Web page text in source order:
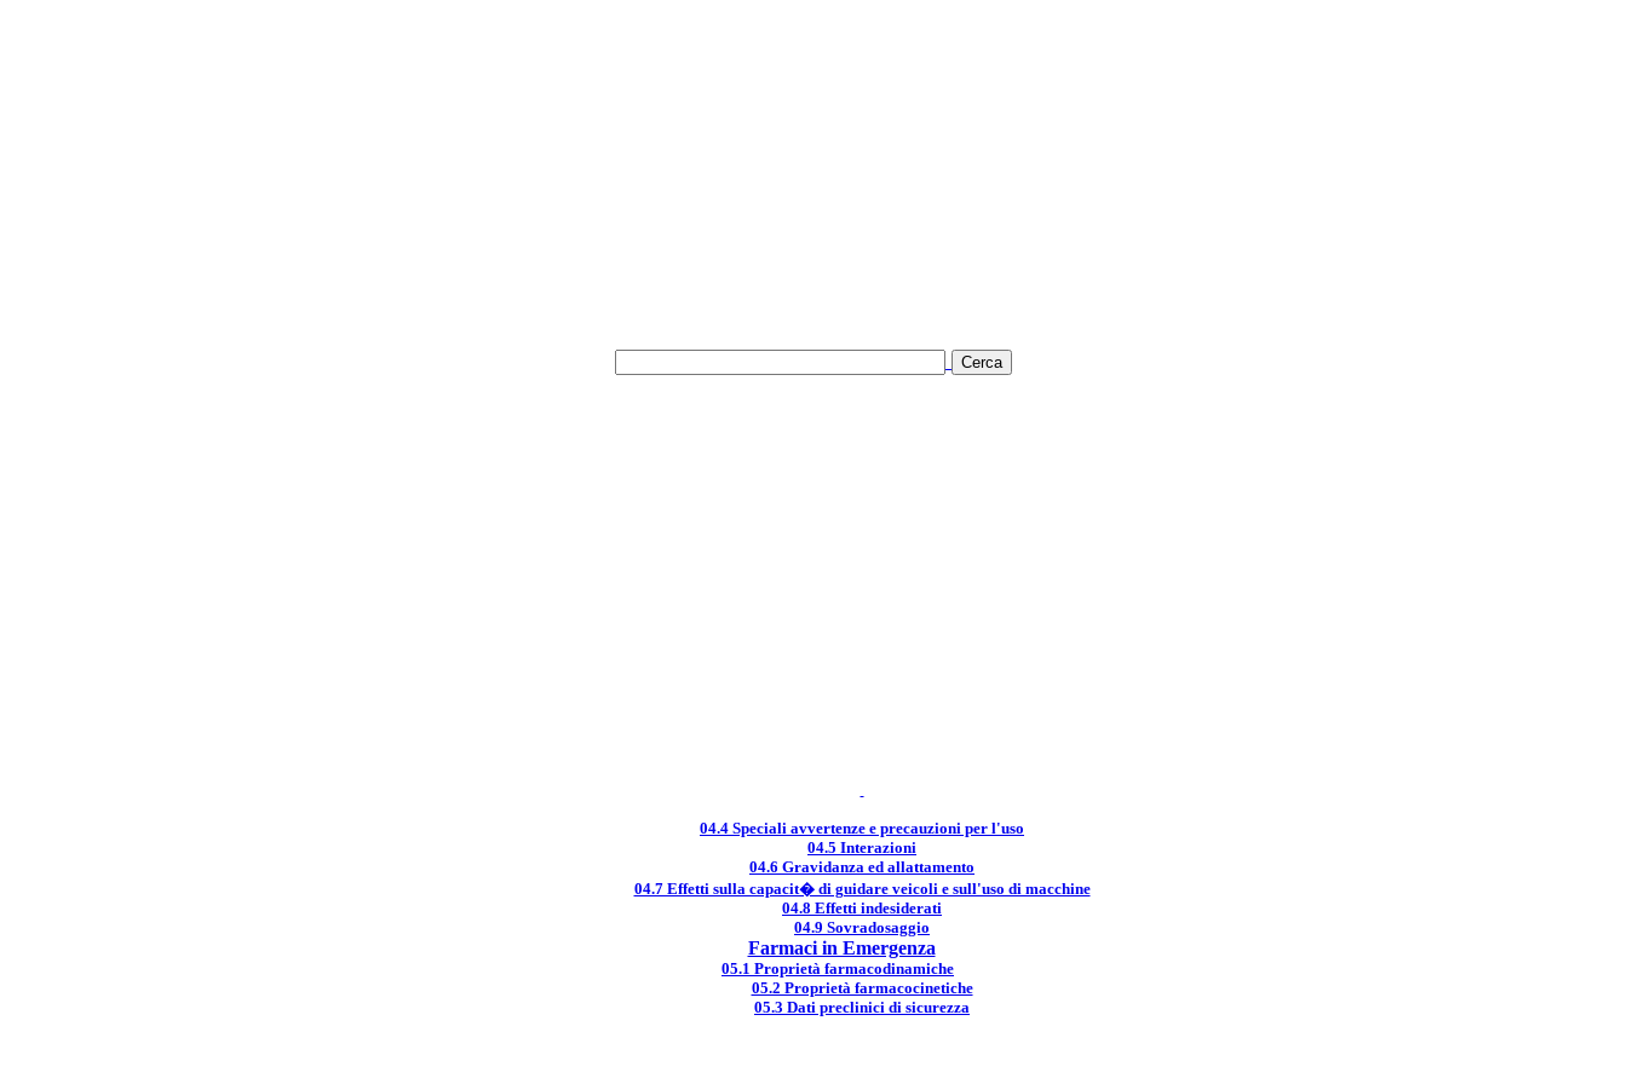
04.4 Speciali avvertenze e precauzioni per l'uso
04.5 Interazioni
04.6 Gravidanza ed allattamento
04.7 Effetti sulla capacit� di guidare veicoli e sull'uso di macchine
04.8 Effetti indesiderati
04.9 Sovradosaggio
Farmaci in Emergenza
05.1 Proprietà farmacodinamiche
05.2 Proprietà farmacocinetiche
05.3 Dati preclinici di sicurezza